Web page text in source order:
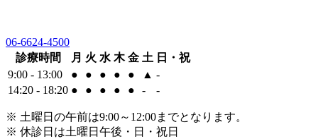
06-6624-4500
診療時間
月 火 水 木 金 土 日・祝
9:00 - 13:00
● ● ● ● ● ▲ -
14:20 - 18:20 ● ● ● ● ● - -
※ 土曜日の午前は9:00～12:00までとなります。
※ 休診日は土曜日午後・日・祝日